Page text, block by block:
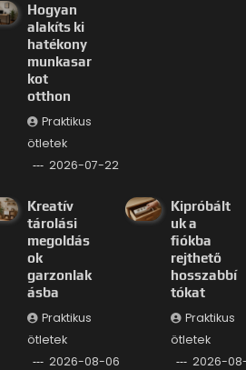
Hogyan
alakíts ki
hatékony
munkasar
kot
otthon
Praktikus
ötletek
2026-07-22
Kreatív
tárolási
megoldás
ok
garzonlak
ásba
Praktikus
ötletek
2026-08-06
Kipróbált
uk a
fiókba
rejthető
hosszabbí
tókat
Praktikus
ötletek
2026-